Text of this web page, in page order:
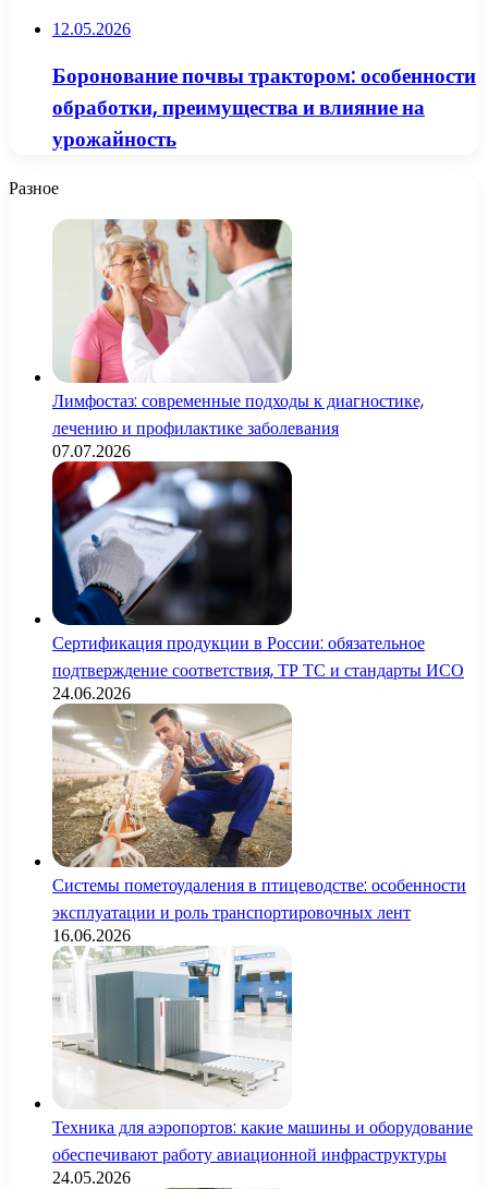
12.05.2026
Боронование почвы трактором: особенности
обработки, преимущества и влияние на
урожайность
Разное
Лимфостаз: современные подходы к диагностике,
лечению и профилактике заболевания
07.07.2026
Сертификация продукции в России: обязательное
подтверждение соответствия, ТР ТС и стандарты ИСО
24.06.2026
Системы пометоудаления в птицеводстве: особенности
эксплуатации и роль транспортировочных лент
16.06.2026
Техника для аэропортов: какие машины и оборудование
обеспечивают работу авиационной инфраструктуры
24.05.2026